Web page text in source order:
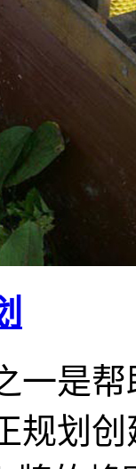
一是帮
规划